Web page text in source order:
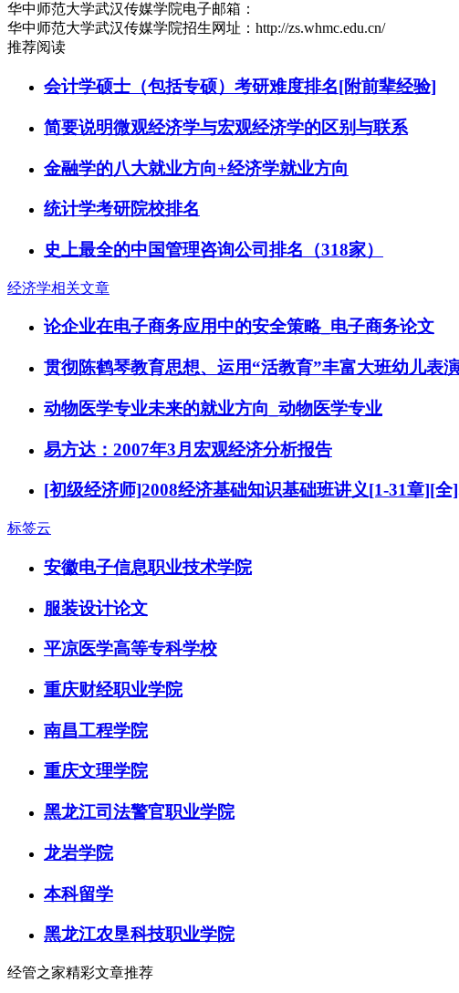
华中师范大学武汉传媒学院电子邮箱：
华中师范大学武汉传媒学院招生网址：http://zs.whmc.edu.cn/
推荐阅读
会计学硕士（包括专硕）考研难度排名[附前辈经验]
简要说明微观经济学与宏观经济学的区别与联系
金融学的八大就业方向+经济学就业方向
统计学考研院校排名
史上最全的中国管理咨询公司排名（318家）
经济学相关文章
论企业在电子商务应用中的安全策略_电子商务论文
贯彻陈鹤琴教育思想、运用“活教育”丰富大班幼儿表
动物医学专业未来的就业方向_动物医学专业
易方达：2007年3月宏观经济分析报告
[初级经济师]2008经济基础知识基础班讲义[1-31章][全
标签云
安徽电子信息职业技术学院
服装设计论文
平凉医学高等专科学校
重庆财经职业学院
南昌工程学院
重庆文理学院
黑龙江司法警官职业学院
龙岩学院
本科留学
黑龙江农垦科技职业学院
经管之家精彩文章推荐